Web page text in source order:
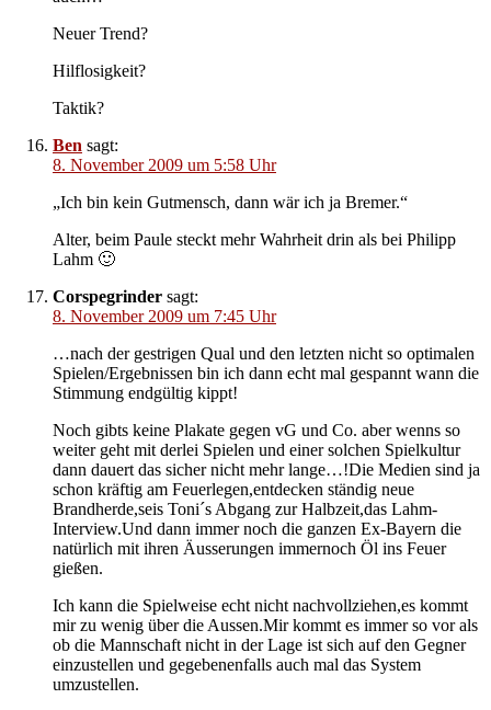
Neuer Trend?
Hilflosigkeit?
Taktik?
Ben sagt:
8. November 2009 um 5:58 Uhr
„Ich bin kein Gutmensch, dann wär ich ja Bremer.“
Alter, beim Paule steckt mehr Wahrheit drin als bei Philipp
Lahm 🙂
Corspegrinder sagt:
8. November 2009 um 7:45 Uhr
…nach der gestrigen Qual und den letzten nicht so optimalen
Spielen/Ergebnissen bin ich dann echt mal gespannt wann die
Stimmung endgültig kippt!
Noch gibts keine Plakate gegen vG und Co. aber wenns so
weiter geht mit derlei Spielen und einer solchen Spielkultur
dann dauert das sicher nicht mehr lange…!Die Medien sind ja
schon kräftig am Feuerlegen,entdecken ständig neue
Brandherde,seis Toni´s Abgang zur Halbzeit,das Lahm-
Interview.Und dann immer noch die ganzen Ex-Bayern die
natürlich mit ihren Äusserungen immernoch Öl ins Feuer
gießen.
Ich kann die Spielweise echt nicht nachvollziehen,es kommt
mir zu wenig über die Aussen.Mir kommt es immer so vor als
ob die Mannschaft nicht in der Lage ist sich auf den Gegner
einzustellen und gegebenenfalls auch mal das System
umzustellen.